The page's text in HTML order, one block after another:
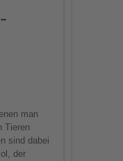
man
Tieren
sind dabei
der